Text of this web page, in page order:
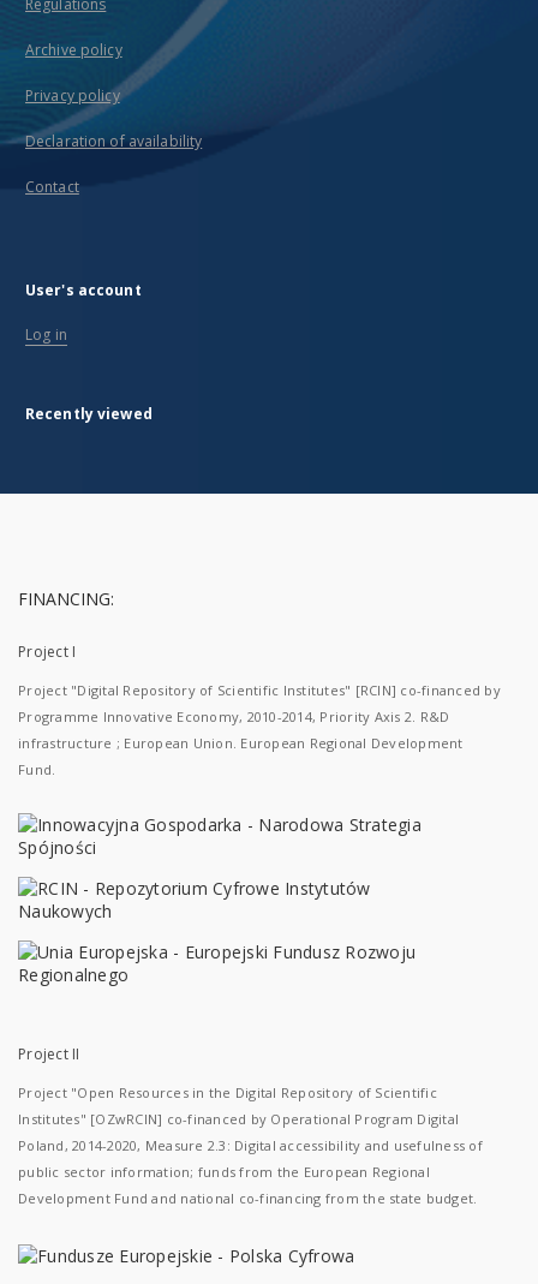
Regulations
Archive policy
Privacy policy
Declaration of availability
Contact
User's account
Log in
Recently viewed
FINANCING:
Project I
Project "Digital Repository of Scientific Institutes" [RCIN] co-financed by
Programme Innovative Economy, 2010-2014, Priority Axis 2. R&D
infrastructure ; European Union. European Regional Development
Fund.
Project II
Project "Open Resources in the Digital Repository of Scientific
Institutes" [OZwRCIN] co-financed by Operational Program Digital
Poland, 2014-2020, Measure 2.3: Digital accessibility and usefulness of
public sector information; funds from the European Regional
Development Fund and national co-financing from the state budget.